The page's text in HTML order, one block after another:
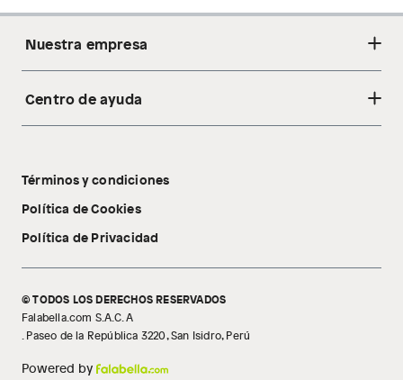
Nuestra empresa
Acerca de nosotros
Tecnología Pillow Walk
Centro de ayuda
Libro de reclamaciones
Términos y condiciones
Política de Cookies
Política de Privacidad
© TODOS LOS DERECHOS RESERVADOS
Falabella.com S.A.C. A
. Paseo de la República 3220, San Isidro, Perú
Powered by